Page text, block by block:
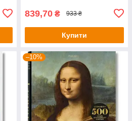
839,70 ₴ 933 ₴
Купити
–10%